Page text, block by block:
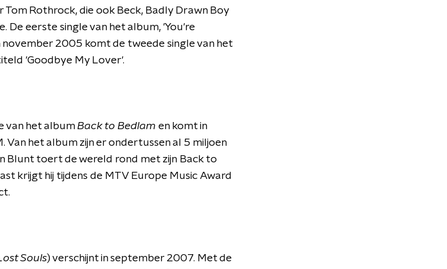
Rothrock, die ook Beck, Badly Drawn Boy
De eerste single van het album, 'You're
november 2005 komt de tweede single van het
'Goodbye My Lover'.
van het albumBack to Bedlam en komt in
Van het album zijn er ondertussen al 5 miljoen
Blunt toert de wereld rond met zijn Back to
krijgt hij tijdens de MTV Europe Music Award
Souls) verschijnt in september 2007. Met de